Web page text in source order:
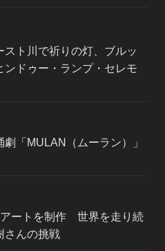
スト川で祈りの灯、ブルッ
ンドゥー・ランプ・セレモ
劇「MULAN（ムーラン）」
ートを制作 世界を走り続
さんの挑戦